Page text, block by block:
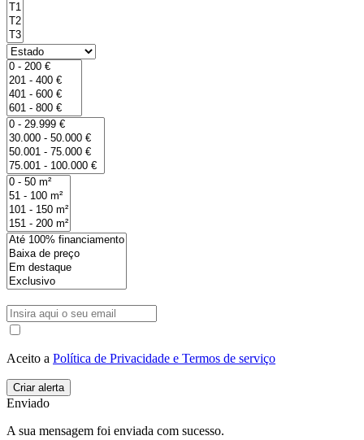
Aceito a Política de Privacidade e Termos de serviço
Enviado
A sua mensagem foi enviada com sucesso.